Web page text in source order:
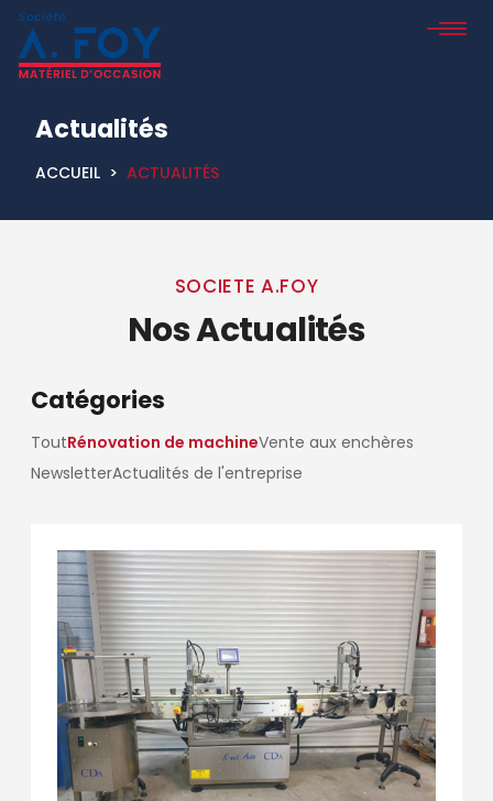
Actualités
ACCUEIL > ACTUALITÉS
SOCIETE A.FOY
Nos Actualités
Catégories
ToutRénovation de machineVente aux enchères
NewsletterActualités de l'entreprise